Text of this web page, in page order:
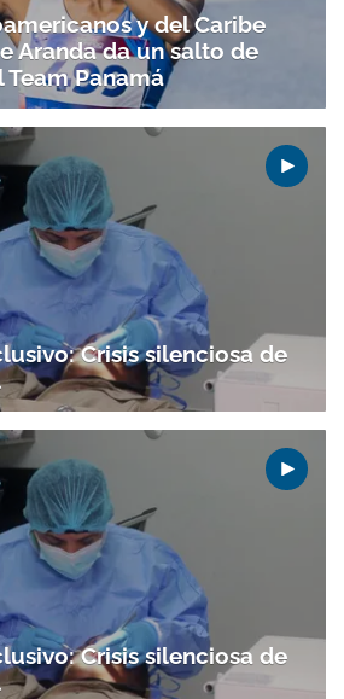
a nuestro boletín.
ACEPTAR
y del Caribe
Aranda da un salto de
Panamá
Crisis silenciosa de
Crisis silenciosa de